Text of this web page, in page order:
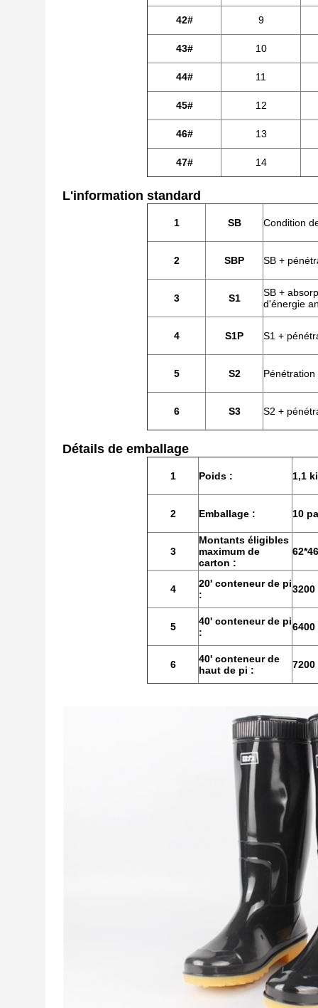
42# 9
43# 10
44# 11
45# 12
46# 13
47# 14
L'information standard
1 SB Condition
2 SBP SB +
3 S1
SB +
d'énergie
4 S1P S1 +
5 S2
6 S3 S2 +
Détails de emballage
1 Poids : 1,1
2 Emballage : 10
3
Montants éligibles
maximum de
carton :
4
20' conteneur de pi
:
5
40' conteneur de pi
:
6
40' conteneur de
haut de pi :